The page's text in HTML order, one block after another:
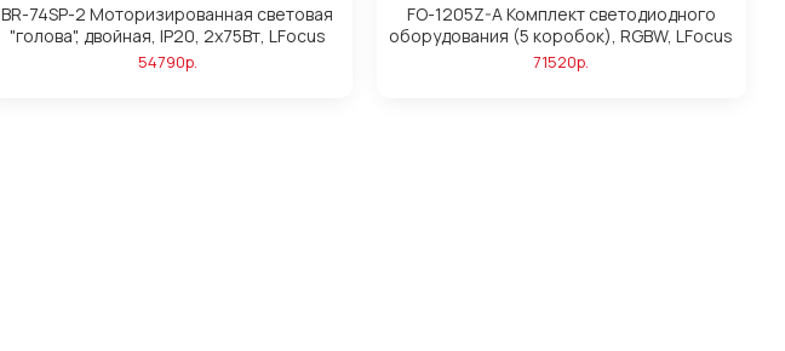
BR-74SP-2 Моторизированная световая
"голова", двойная, IP20, 2х75Вт, LFocus
54790р.
FO-1205Z-A Комплект светодиодного
оборудования (5 коробок), RGBW, LFocus
71520р.